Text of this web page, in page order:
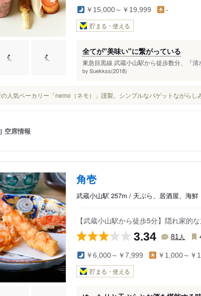
￥15,000～￥19,999 -
貯まる・使える
全てが"美味い"に繋がっている
東急目黒線 武蔵小山駅から徒歩数分、『
by Suekkss(2018)
人気ベーカリー「nemo（ネモ）」謹製。シンプルなバゲットながらし
空席情報
角壱
武蔵小山駅 257m / 天ぷら、居酒屋、海鮮
【武蔵小山駅から徒歩5分】隠れ家的
3.34 81 人
￥6,000～￥7,999 ￥1,000～￥
貯まる・使える